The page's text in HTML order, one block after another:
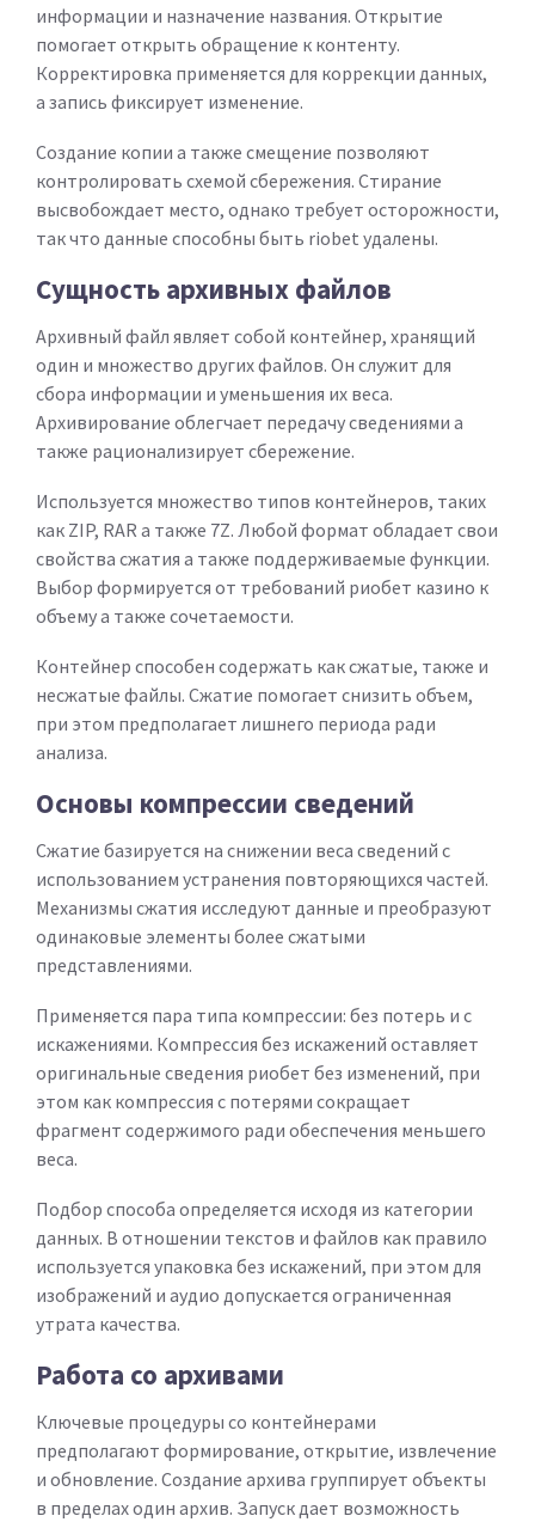
информации и назначение названия. Открытие
помогает открыть обращение к контенту.
Корректировка применяется для коррекции данных,
а запись фиксирует изменение.
Создание копии а также смещение позволяют
контролировать схемой сбережения. Стирание
высвобождает место, однако требует осторожности,
так что данные способны быть riobet удалены.
Сущность архивных файлов
Архивный файл являет собой контейнер, хранящий
один и множество других файлов. Он служит для
сбора информации и уменьшения их веса.
Архивирование облегчает передачу сведениями а
также рационализирует сбережение.
Используется множество типов контейнеров, таких
как ZIP, RAR а также 7Z. Любой формат обладает свои
свойства сжатия а также поддерживаемые функции.
Выбор формируется от требований риобет казино к
объему а также сочетаемости.
Контейнер способен содержать как сжатые, также и
несжатые файлы. Сжатие помогает снизить объем,
при этом предполагает лишнего периода ради
анализа.
Основы компрессии сведений
Сжатие базируется на снижении веса сведений с
использованием устранения повторяющихся частей.
Механизмы сжатия исследуют данные и преобразуют
одинаковые элементы более сжатыми
представлениями.
Применяется пара типа компрессии: без потерь и с
искажениями. Компрессия без искажений оставляет
оригинальные сведения риобет без изменений, при
этом как компрессия с потерями сокращает
фрагмент содержимого ради обеспечения меньшего
веса.
Подбор способа определяется исходя из категории
данных. В отношении текстов и файлов как правило
используется упаковка без искажений, при этом для
изображений и аудио допускается ограниченная
утрата качества.
Работа со архивами
Ключевые процедуры со контейнерами
предполагают формирование, открытие, извлечение
и обновление. Создание архива группирует объекты
в пределах один архив. Запуск дает возможность